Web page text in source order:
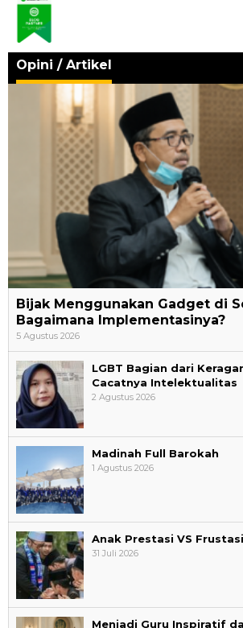
Opini / Artikel
Bijak Menggunakan Gadget di
Bagaimana Implementasinya?
5 Agustus 2026
LGBT Bagian dari
Cacatnya Intelektualitas
2 Agustus 2026
Madinah Full Barokah
1 Agustus 2026
Anak Prestasi VS Frustasi
31 Juli 2026
Menjadi Guru Inspiratif